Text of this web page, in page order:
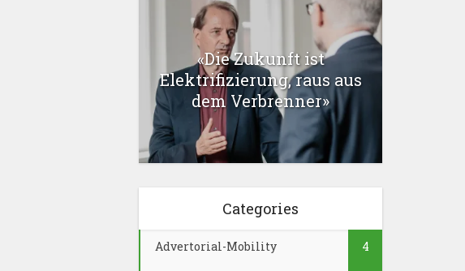
«Die Zukunft ist
Elektrifizierung, raus aus
dem Verbrenner»
Categories
Advertorial-Mobility 4